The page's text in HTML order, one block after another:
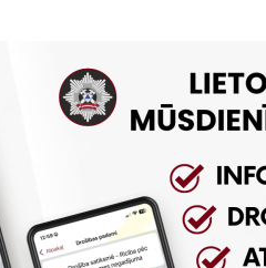
Vēlos atstāt savu e-pastu saziņai
politika